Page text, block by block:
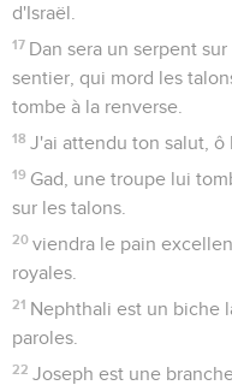
d'Israël.
17 Dan sera un serpent
sentier, qui mord les
tombe à la renverse.
18 J'ai attendu ton salut, ô
19 Gad, une troupe lui
sur les talons.
20 viendra le pain
royales.
21 Nephthali est un biche
paroles.
22 Joseph est une